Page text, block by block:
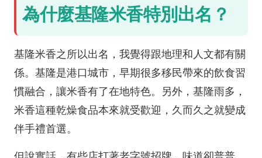
為什麼基隆米香特別出名？
基隆米香之所以出名，我覺得跟地理和人文都有關
係。基隆是港口城市，早期很多移民帶來的飲食習
慣融合，讓米香有了在地特色。另外，基隆雨多，
米香這種乾燥食品本來就受歡迎，久而久之就變成
伴手禮首選。